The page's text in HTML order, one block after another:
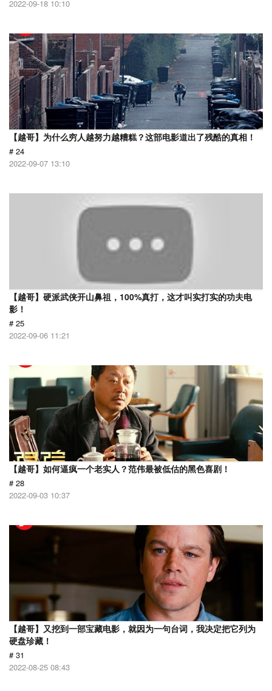
2022-09-18 10:10
【越哥】为什么穷人越努力越糟糕？这部电影道出了残酷的真相！
# 24
2022-09-07 13:10
【越哥】硬派武侠开山鼻祖，100%真打，这才叫实打实的功夫电
影！
# 25
2022-09-06 11:21
【越哥】如何逼疯一个老实人？范伟最被低估的黑色喜剧！
# 28
2022-09-03 10:37
【越哥】又挖到一部宝藏电影，就因为一句台词，我决定把它列为
硬盘珍藏！
# 31
2022-08-25 08:43